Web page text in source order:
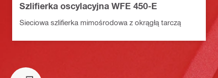
Szlifierka oscylacyjna WFE 450-E
Sieciowa szlifierka mimośrodowa z okrągłą tarczą